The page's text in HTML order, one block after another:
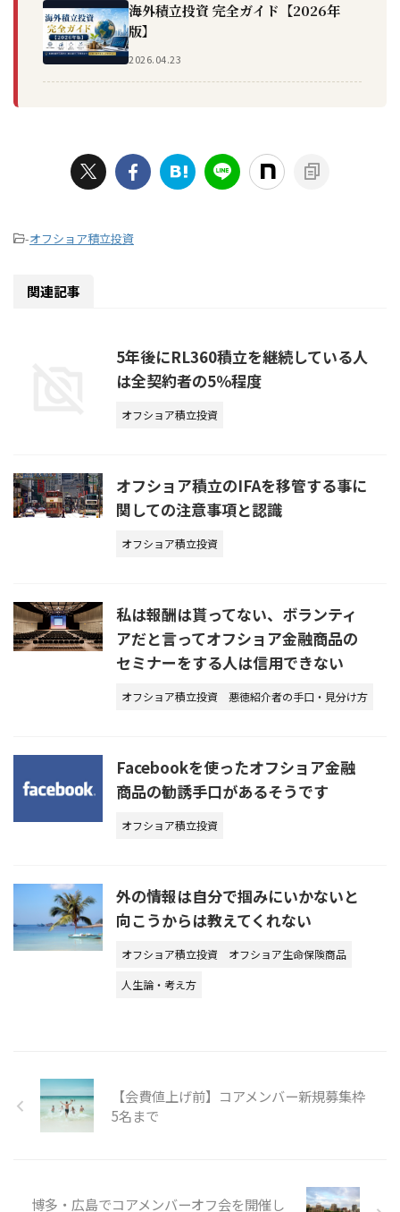
海外積立投資 完全ガイド【2026年
版】
2026.04.23
-オフショア積立投資
関連記事
5年後にRL360積立を継続している人
は全契約者の5％程度
オフショア積立投資
オフショア積立のIFAを移管する事に
関しての注意事項と認識
オフショア積立投資
私は報酬は貰ってない、ボランティ
アだと言ってオフショア金融商品の
セミナーをする人は信用できない
オフショア積立投資 悪徳紹介者の手口・見分け方
Facebookを使ったオフショア金融
商品の勧誘手口があるそうです
オフショア積立投資
外の情報は自分で掴みにいかないと
向こうからは教えてくれない
オフショア積立投資
オフショア生命保険商品
人生論・考え方
【会費値上げ前】コアメンバー新規募集枠
5名まで
博多・広島でコアメンバーオフ会を開催し